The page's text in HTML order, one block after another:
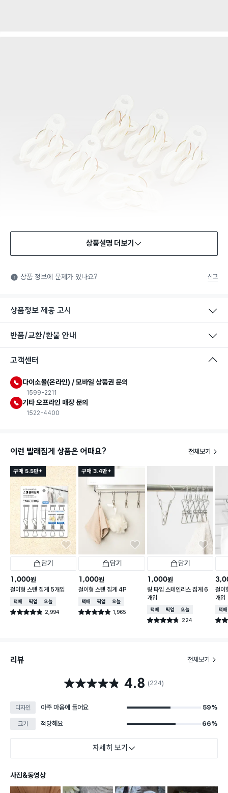
상품설명 더보기
상품 정보에 문제가 있나요? 신고
상품정보 제공 고시
반품/교환/환불 안내
고객센터
다이소몰(온라인) / 모바일 상품권 문의
1599-2211
기타 오프라인 매장 문의
1522-4400
이런 빨래집게 상품은 어때요? 전체보기
구매 5.5만+
담기
1,000원
걸이형 스텐 집게 5개입
택배배송매장픽업오늘배송
별점 4.9점 2,994
건 작성
구매 3.4만+
담기
1,000원
걸이형 스텐 집게 4P
택배배송매장픽업오늘배송
별점 4.9점 1,965
건 작성
담기
1,000원
링 타입 스테인리스 집게 6
개입
택배배송매장픽업오늘배송
별점 4.7점 224
건 작성
걸이
개입
택배
별점
리뷰 전체보기
별점 4.8점 4.8 (224)
디자인 아주 마음에 들어요 59%
크기 적당해요 66%
자세히 보기
사진&동영상